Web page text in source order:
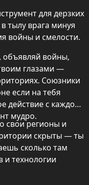
для дерзких
тылу врага минуя
войны и смелости.
объявляй войны,
глазами —
Союзники
если на тебя
действие с каждой
мудро.
свои регионы и
скрыты — ты
сколько там
и технологии